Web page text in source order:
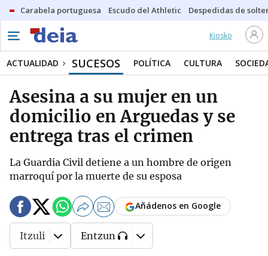
Carabela portuguesa Escudo del Athletic Despedidas de
Kiosko
ACTUALIDAD SUCESOS POLÍTICA CULTURA
Asesina a su mujer en un
domicilio en Arguedas y se
entrega tras el crimen
La Guardia Civil detiene a un hombre de origen
marroquí por la muerte de su esposa
Añádenos en Google
Itzuli Entzun